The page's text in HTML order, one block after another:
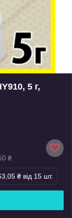
5 г,
₴
₴ від 15 шт.